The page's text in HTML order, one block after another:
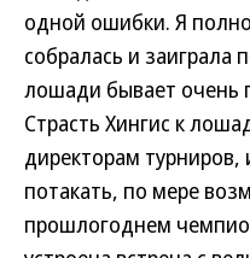
одной ошибки. Я
собралась и заиграла
лошади бывает очень
Страсть Хингис к
директорам турниров,
потакать, по мере
прошлогоднем